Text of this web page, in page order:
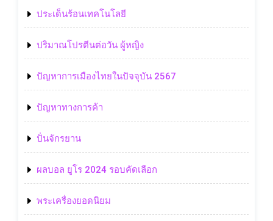
ประเด็นร้อนเทคโนโลยี
ปริมาณโปรตีนต่อวัน ผู้หญิง
ปัญหาการเมืองไทยในปัจจุบัน 2567
ปัญหาทางการค้า
ปั่นจักรยาน
ผลบอล ยูโร 2024 รอบคัดเลือก
พระเครื่องยอดนิยม